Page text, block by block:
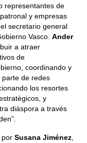
representantes de
y empresas
secretario general
Vasco. Ander
a atraer
de
coordinando y
parte de redes
los resortes
y
diáspora a través
por Susana Jiménez